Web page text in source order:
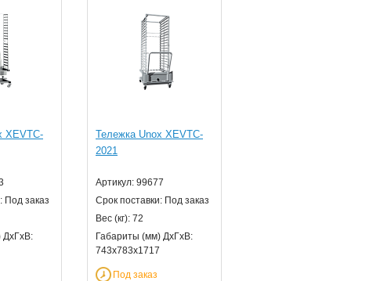
XEVTC-
Под заказ
ДхГхВ:
Тележка Unox XEVTC-
2021
Артикул: 99677
Срок поставки: Под заказ
Вес (кг): 72
Габариты (мм) ДхГхВ:
743х783х1717
Под заказ